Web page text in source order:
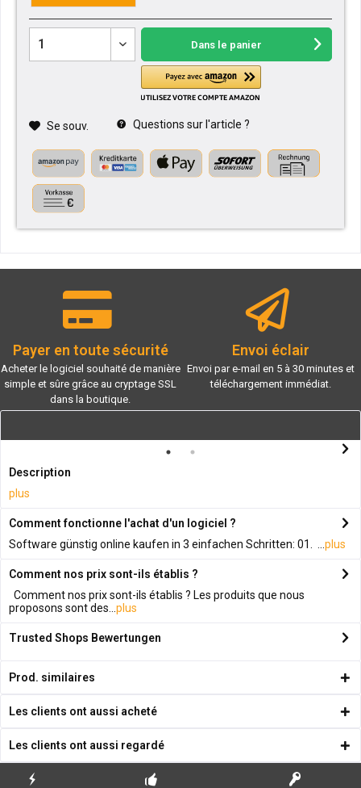
Dans le panier
Se souv. Questions sur l'article ?
Payer en toute sécurité
Acheter le logiciel souhaité de manière
simple et sûre grâce au cryptage SSL
dans la boutique.
Envoi éclair
Envoi par e-mail en 5 à 30 minutes et
téléchargement immédiat.
Description
plus
Comment fonctionne l'achat d'un logiciel ?
Software günstig online kaufen in 3 einfachen Schritten: 01. ... plus
Comment nos prix sont-ils établis ?
Comment nos prix sont-ils établis ? Les produits que nous
proposons sont des... plus
Trusted Shops Bewertungen
Prod. similaires
Les clients ont aussi acheté
Les clients ont aussi regardé